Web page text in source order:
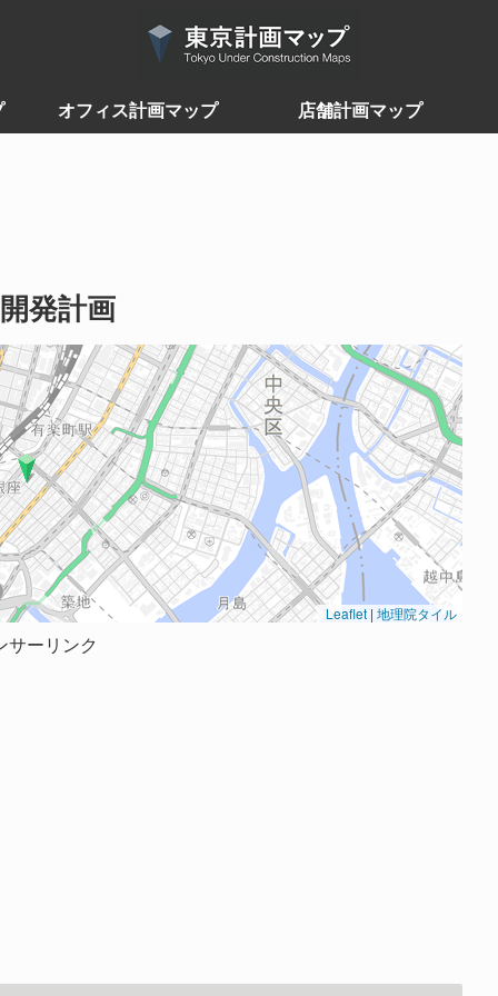
オフィス計画マップ 店舗計画マップ
発計画
Leaflet | 地理院タイル
サーリンク